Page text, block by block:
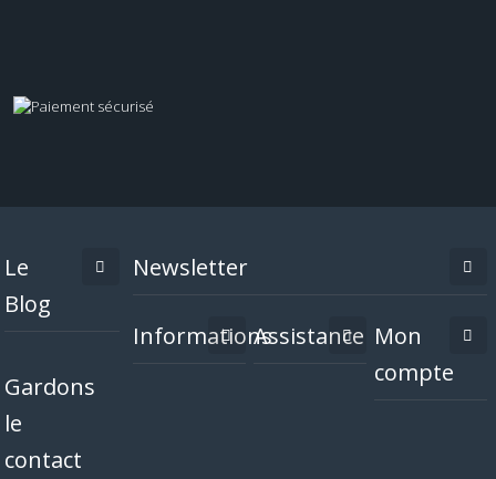
Le
Blog
Gardons
le
contact
Newsletter
InformationsAssistance Mon
compte